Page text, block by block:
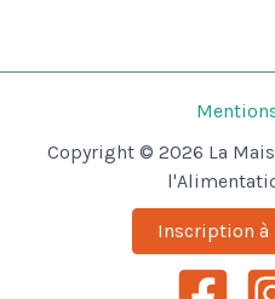
Copyright © 2026 La
Inscription à